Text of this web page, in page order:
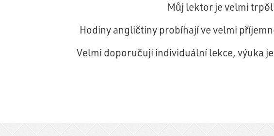
Můj lektor je velmi
Hodiny angličtiny probíhají ve velmi
Velmi doporučuji individuální lekce, výuka